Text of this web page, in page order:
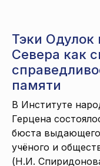
Тэки Одулок
Севера как
памяти
В Институте
Герцена
бюста
учёного и
(Н.И.